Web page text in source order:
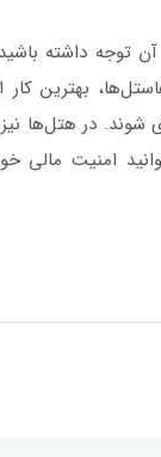
آن توجه داشته
بهترین
شوند. در هتل‌ها
امنیت مالی